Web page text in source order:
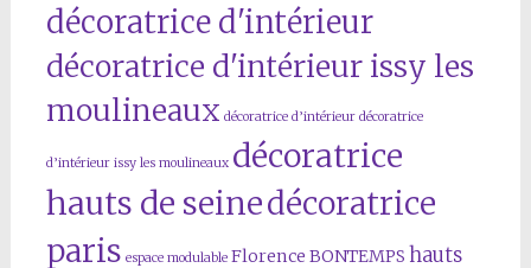
décoratrice d'intérieur
décoratrice d'intérieur issy les
moulineaux décoratrice d’intérieur décoratrice
d’intérieur issy les moulineaux décoratrice
hauts de seinedécoratrice
paris espace modulable Florence BONTEMPS hauts